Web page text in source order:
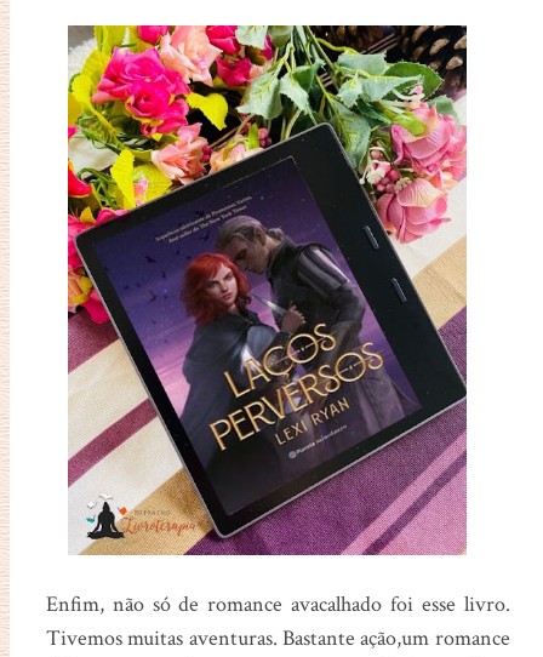
Enfim, não só de romance avacalhado foi esse livro.
Tivemos muitas aventuras. Bastante ação,um romance